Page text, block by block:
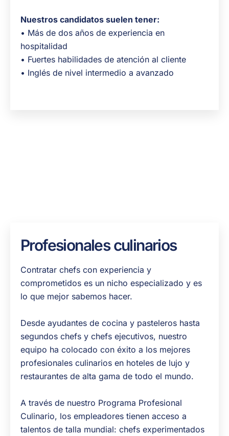
Nuestros candidatos suelen tener:
• Más de dos años de experiencia en
hospitalidad
• Fuertes habilidades de atención al cliente
• Inglés de nivel intermedio a avanzado
Profesionales culinarios
Contratar chefs con experiencia y
comprometidos es un nicho especializado y es
lo que mejor sabemos hacer.
Desde ayudantes de cocina y pasteleros hasta
segundos chefs y chefs ejecutivos, nuestro
equipo ha colocado con éxito a los mejores
profesionales culinarios en hoteles de lujo y
restaurantes de alta gama de todo el mundo.
A través de nuestro Programa Profesional
Culinario, los empleadores tienen acceso a
talentos de talla mundial: chefs experimentados